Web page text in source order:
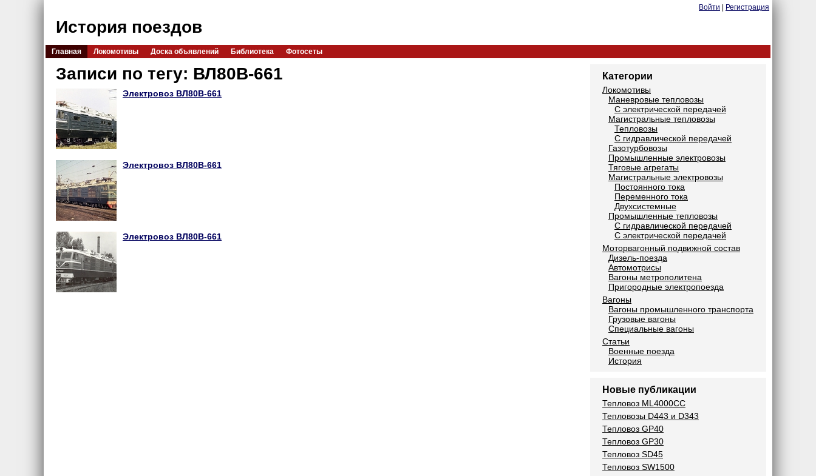
Войти Регистрация
История поездов
Главная Локомотивы Доска объявлений Библиотека Фотосеты
Записи по тегу: ВЛ80В-661
Электровоз ВЛ80В-661
Электровоз ВЛ80В-661
Электровоз ВЛ80В-661
Категории
Локомотивы
Маневровые тепловозы
С электрической передачей
Магистральные тепловозы
Тепловозы
С гидравлической передачей
Газотурбовозы
Промышленные электровозы
Тяговые агрегаты
Магистральные электровозы
Постоянного тока
Переменного тока
Двухсистемные
Промышленные тепловозы
С гидравлической передачей
С электрической передачей
Моторвагонный подвижной состав
Дизель-поезда
Автомотрисы
Вагоны метрополитена
Пригородные электропоезда
Вагоны
Вагоны промышленного транспорта
Грузовые вагоны
Специальные вагоны
Статьи
Военные поезда
История
Новые публикации
Тепловоз ML4000CC
Тепловозы D443 и D343
Тепловоз GP40
Тепловоз GP30
Тепловоз SD45
Тепловоз SW1500